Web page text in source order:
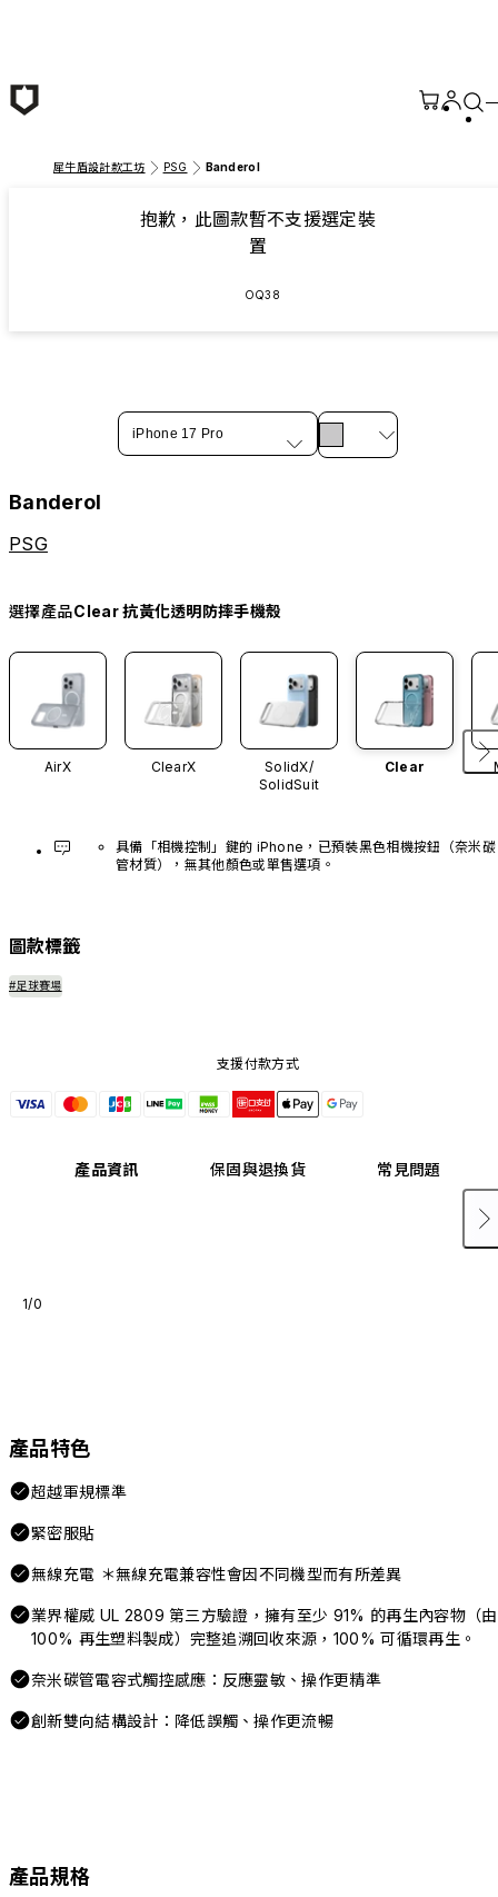
犀牛盾設計款工坊 PSG Banderol
抱歉，此圖款暫不支援選定裝
置
OQ38
iPhone 17 Pro
Banderol
PSG
選擇產品Clear 抗黃化透明防摔手機殼
AirX ClearX
SolidX/
SolidSuit
Clear
具備「相機控制」鍵的 iPhone，已預裝黑色相機按鈕（奈米碳
管材質），無其他顏色或單售選項。
圖款標籤
#足球賽場
支援付款方式
產品資訊 保固與退換貨 常見問題
1/0
產品特色
超越軍規標準
緊密服貼
無線充電 ＊無線充電兼容性會因不同機型而有所差異
業界權威 UL 2809 第三方驗證，擁有至少 91% 的再生內容物（由
100% 再生塑料製成）完整追溯回收來源，100% 可循環再生。
奈米碳管電容式觸控感應：反應靈敏、操作更精準
創新雙向結構設計：降低誤觸、操作更流暢
產品規格